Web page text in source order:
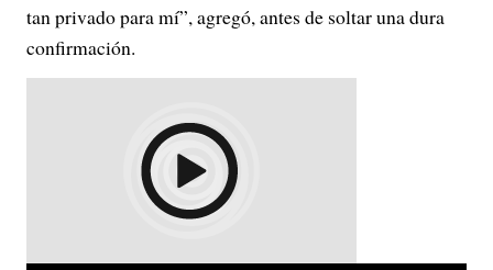
tan privado para mí”, agregó, antes de soltar una dura
confirmación.